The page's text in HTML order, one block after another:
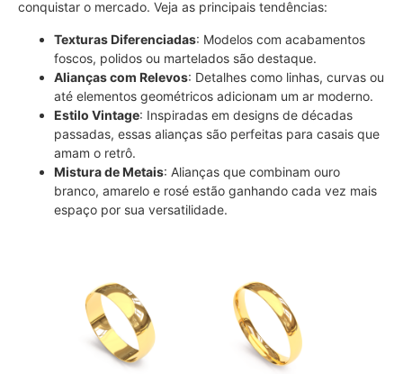
conquistar o mercado. Veja as principais tendências:
Texturas Diferenciadas: Modelos com acabamentos
foscos, polidos ou martelados são destaque.
Alianças com Relevos: Detalhes como linhas, curvas ou
até elementos geométricos adicionam um ar moderno.
Estilo Vintage: Inspiradas em designs de décadas
passadas, essas alianças são perfeitas para casais que
amam o retrô.
Mistura de Metais: Alianças que combinam ouro
branco, amarelo e rosé estão ganhando cada vez mais
espaço por sua versatilidade.